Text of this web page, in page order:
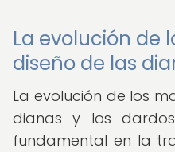
La evolución de
diseño de las
La evolución de los
dianas y los
fundamental en la